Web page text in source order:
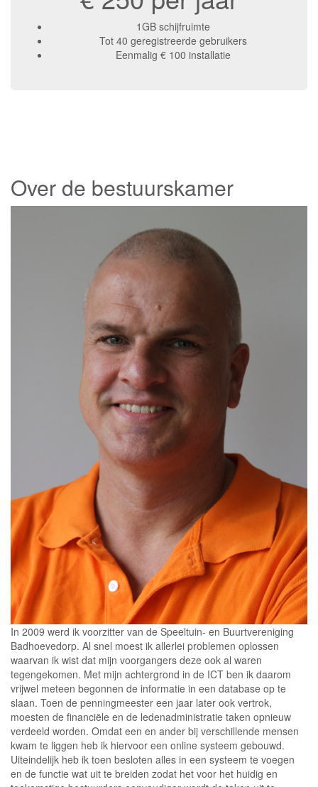
1GB schijfruimte
Tot 40 geregistreerde gebruikers
Eenmalig € 100 installatie
Over de bestuurskamer
In 2009 werd ik voorzitter van de Speeltuin- en Buurtvereniging
Badhoevedorp. Al snel moest ik allerlei problemen oplossen
waarvan ik wist dat mijn voorgangers deze ook al waren
tegengekomen. Met mijn achtergrond in de ICT ben ik daarom
vrijwel meteen begonnen de informatie in een database op te
slaan. Toen de penningmeester een jaar later ook vertrok,
moesten de financiële en de ledenadministratie taken opnieuw
verdeeld worden. Omdat een en ander bij verschillende mensen
kwam te liggen heb ik hiervoor een online systeem gebouwd.
Uiteindelijk heb ik toen besloten alles in een systeem te voegen
en de functie wat uit te breiden zodat het voor het huidig en